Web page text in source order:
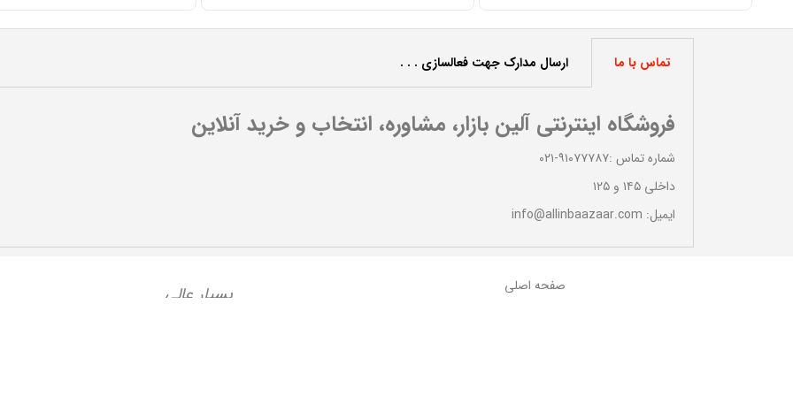
تماس با ما ارسال مدارک جهت فعالسازی . . .
فروشگاه اینترنتی آلین بازار، مشاوره، انتخاب و خرید آنلاین
شماره تماس :۹۱۰۷۷۷۸۷-۰۲۱
داخلی ۱۴۵ و ۱۲۵
ایمیل: info@allinbaazaar.com
صفحه اصلی
پاسخگویی و خدمات فعالسازی عالی بسیار عالی